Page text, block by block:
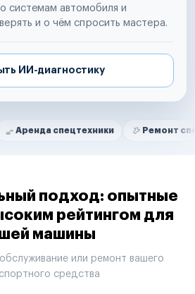
системам автомобиля и
и о чём спросить мастера.
ИИ-диагностику
спецтехники Ремонт спецтехники
подход: опытные
рейтингом для
машины
или ремонт вашего
средства